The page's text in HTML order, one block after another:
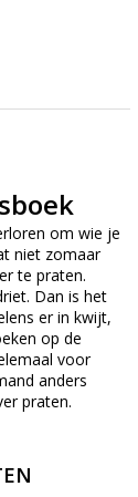
om wie je
niet zomaar
te praten.
Dan is het
er in kwijt,
op de
voor
anders
praten.